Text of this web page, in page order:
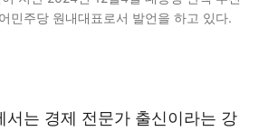
민주당 원내대표로서 발언을 하고 있다.
서는 경제 전문가 출신이라는 강